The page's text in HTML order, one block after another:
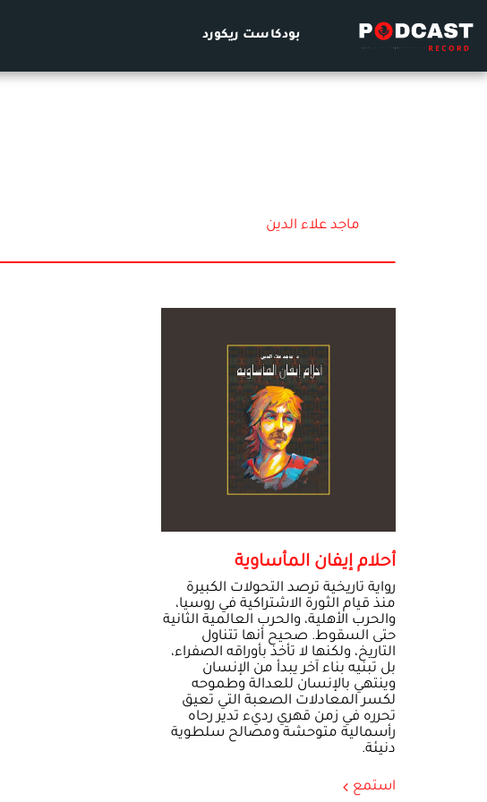
بودكاست ريكورد
ماجد علاء الدين
أحلام إيفان المأساوية
رواية تاريخية ترصد التحولات الكبيرة
منذ قيام الثورة الاشتراكية في روسيا،
والحرب الأهلية، والحرب العالمية الثانية
حتى السقوط. صحيح أنها تتناول
التاريخ، ولكنها لا تأخذ بأوراقه الصفراء،
بل تبنيه بناء آخر يبدأ من الإنسان
وينتهي بالإنسان للعدالة وطموحه
لكسر المعادلات الصعبة التي تعيق
تحرره في زمن قهري رديء تدير رحاه
رأسمالية متوحشة ومصالح سلطوية
دنيئة.
استمع